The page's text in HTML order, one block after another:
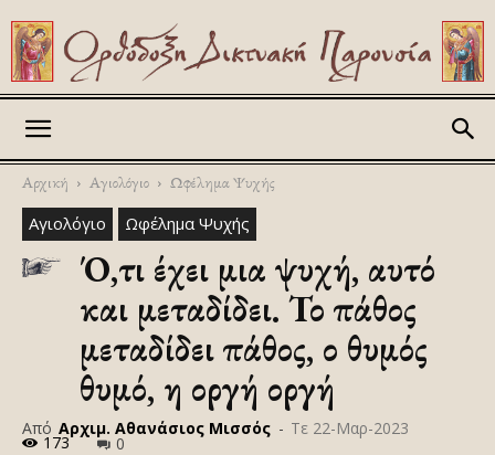
Αρχική Αγιολόγιο Ωφέλημα Ψυχής
Αγιολόγιο Ωφέλημα Ψυχής
Ό,τι έχει μια ψυχή, αυτό
και μεταδίδει. Το πάθος
μεταδίδει πάθος, ο θυμός
θυμό, η οργή οργή
Από Αρχιμ. Αθανάσιος Μισσός - Τε 22-Μαρ-2023
173 0